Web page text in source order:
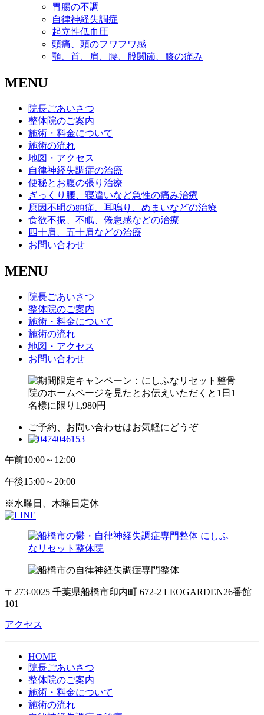
胃腸の不調
自律神経失調症
起立性低血圧
頭痛、頭のフワフワ感
顎、首、肩、腰、股関節、膝の痛み
MENU
院長ごあいさつ
整体院のご案内
施術・料金について
施術の流れ
地図・アクセス
自律神経失調症の治療
便秘とお腹の張り治療
ぎっくり腰、寝違いなど急性の痛み治療
原因不明の頭痛、耳鳴り、めまいなどの治療
食欲不振、不眠、倦怠感などの治療
四十肩、五十肩などの治療
お問い合わせ
MENU
院長ごあいさつ
整体院のご案内
施術・料金について
施術の流れ
地図・アクセス
お問い合わせ
ご予約、お問い合わせはお気軽にどうぞ
午前10:00～12:00
午後15:00～20:00
※水曜日、木曜日定休
〒273-0025 千葉県船橋市印内町 672-2 LEOGARDEN26番館
101
アクセス
HOME
院長ごあいさつ
整体院のご案内
施術・料金について
施術の流れ